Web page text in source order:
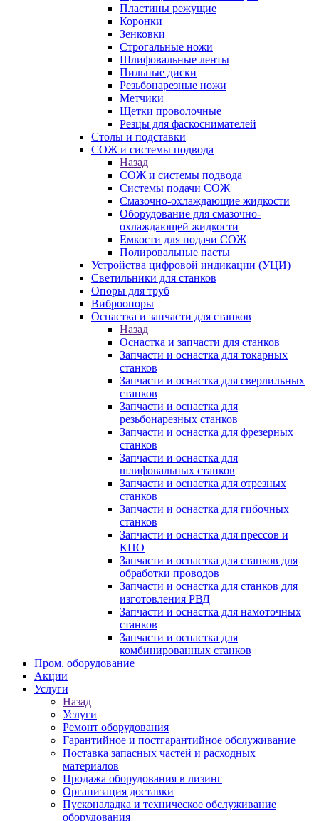
Пластины режущие
Коронки
Зенковки
Строгальные ножи
Шлифовальные ленты
Пильные диски
Резьбонарезные ножи
Метчики
Щетки проволочные
Резцы для фаскоснимателей
Столы и подставки
СОЖ и системы подвода
Назад
СОЖ и системы подвода
Системы подачи СОЖ
Смазочно-охлаждающие жидкости
Оборудование для смазочно-
охлаждающей жидкости
Емкости для подачи СОЖ
Полировальные пасты
Устройства цифровой индикации (УЦИ)
Светильники для станков
Опоры для труб
Виброопоры
Оснастка и запчасти для станков
Назад
Оснастка и запчасти для станков
Запчасти и оснастка для токарных
станков
Запчасти и оснастка для сверлильных
станков
Запчасти и оснастка для
резьбонарезных станков
Запчасти и оснастка для фрезерных
станков
Запчасти и оснастка для
шлифовальных станков
Запчасти и оснастка для отрезных
станков
Запчасти и оснастка для гибочных
станков
Запчасти и оснастка для прессов и
КПО
Запчасти и оснастка для станков для
обработки проводов
Запчасти и оснастка для станков для
изготовления РВД
Запчасти и оснастка для намоточных
станков
Запчасти и оснастка для
комбинированных станков
Пром. оборудование
Акции
Услуги
Назад
Услуги
Ремонт оборудования
Гарантийное и постгарантийное обслуживание
Поставка запасных частей и расходных
материалов
Продажа оборудования в лизинг
Организация доставки
Пусконаладка и техническое обслуживание
оборудования